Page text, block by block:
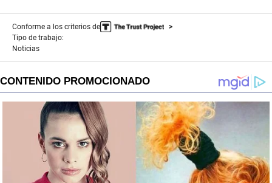
Conforme a los criterios de
Tipo de trabajo:
Noticias